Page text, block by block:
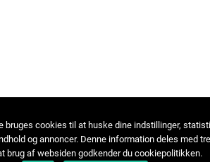
bruges cookies til at huske dine indstillinger,
og annoncer. Denne information deles med
brug af websiden godkender du cookiepolitikken.